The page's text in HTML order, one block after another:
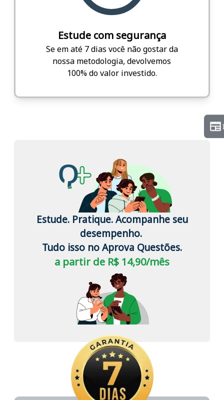
Estude com segurança
Se em até 7 dias você não gostar da
nossa metodologia, devolvemos
100% do valor investido.
Estude. Pratique. Acompanhe seu
desempenho.
Tudo isso no Aprova Questões.
a partir de R$ 14,90/mês